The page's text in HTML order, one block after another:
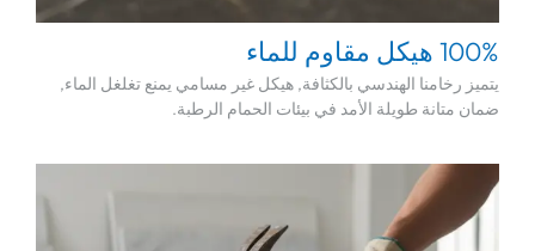
100% هيكل مقاوم للماء
يتميز رخامنا الهندسي بالكثافة, هيكل غير مسامي يمنع تغلغل الماء,
ضمان متانة طويلة الأمد في بيئات الحمام الرطبة.